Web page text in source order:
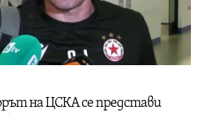
на ЦСКА се представи